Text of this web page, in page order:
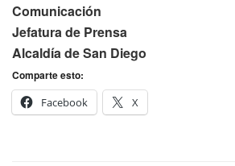
Comunicación
Jefatura de Prensa
Alcaldía de San Diego
Comparte esto:
Facebook
X